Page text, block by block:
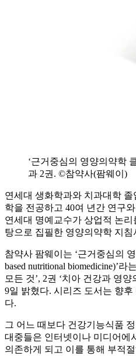
‘근거중심의 영양의약학
과 2권. ©참약사(팜웨이)
연세대 생화학과와 치과대학
학을 전공하고 40여 년간 연구
연세대 명예교수가 상업적 논
탕으로 집필한 영양의약학 지
참약사 팜웨이는 ‘근거중심의
based nutritional biomedicine)’
모든 것’, 2권 ‘치아 건강과 영
9일 밝혔다. 시리즈 도서는 향후
다.
그 어느 때보다 건강기능식품
대중들은 인터넷이나 미디어에
의존하게 되고 이를 통해 부적